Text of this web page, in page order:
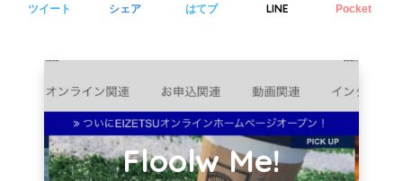
ツイート シェア はてブ LINE Pocket
Floolw Me!